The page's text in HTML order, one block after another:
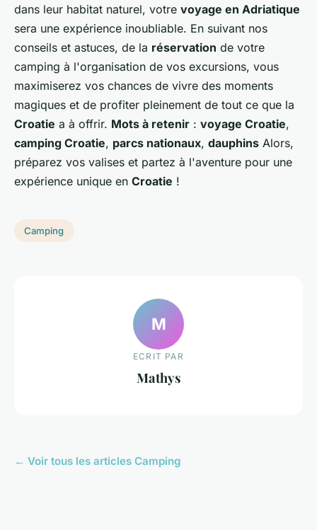
dans leur habitat naturel, votre voyage en Adriatique
sera une expérience inoubliable. En suivant nos
conseils et astuces, de la réservation de votre
camping à l'organisation de vos excursions, vous
maximiserez vos chances de vivre des moments
magiques et de profiter pleinement de tout ce que la
Croatie a à offrir. Mots à retenir : voyage Croatie,
camping Croatie, parcs nationaux, dauphins Alors,
préparez vos valises et partez à l'aventure pour une
expérience unique en Croatie !
Camping
M
ECRIT PAR
Mathys
← Voir tous les articles Camping